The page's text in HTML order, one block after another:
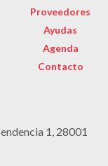
Proveedores
Ayudas
Agenda
Contacto
1, 28001